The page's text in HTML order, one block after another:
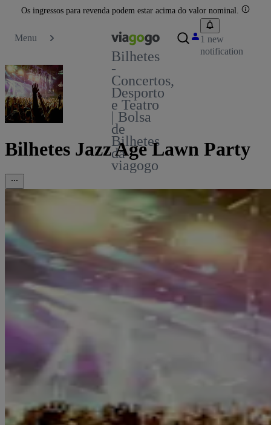
Os ingressos para revenda podem estar acima do valor nominal.
Menu
Bilhetes
-
Concertos,
Desporto
e Teatro
| Bolsa
de
Bilhetes
da
viagogo
1 new
notification
Bilhetes Jazz Age Lawn Party